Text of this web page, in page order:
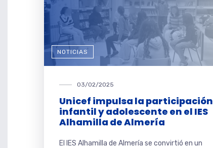
NOTICIAS
03/02/2025
Unicef impulsa la participación
infantil y adolescente en el IES
Alhamilla de Almería
El IES Alhamilla de Almería se convirtió en un